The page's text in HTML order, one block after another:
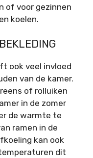
of voor gezinnen
koelen.
ook veel invloed
van de kamer.
of rolluiken
in de zomer
de warmte te
ramen in de
kan ook
dit